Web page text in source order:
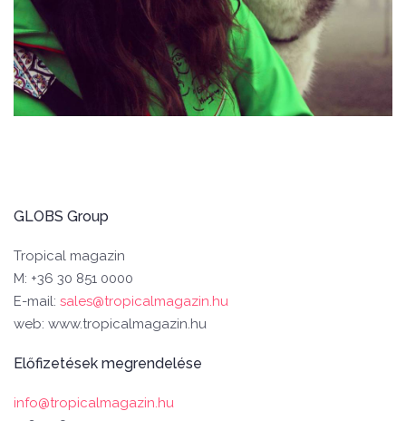
GLOBS Group
Tropical magazin
M: +36 30 851 0000
E-mail: sales@tropicalmagazin.hu
web: www.tropicalmagazin.hu
Előfizetések megrendelése
info@tropicalmagazin.hu